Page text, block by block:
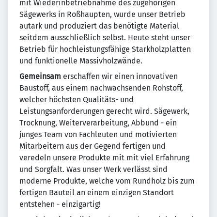
mit Wiederinbetriebnahme des zugehörigen
Sägewerks in Roßhaupten, wurde unser Betrieb
autark und produziert das benötigte Material
seitdem ausschließlich selbst. Heute steht unser
Betrieb für hochleistungsfähige Starkholzplatten
und funktionelle Massivholzwände.
Gemeinsam erschaffen wir einen innovativen
Baustoff, aus einem nachwachsenden Rohstoff,
welcher höchsten Qualitäts- und
Leistungsanforderungen gerecht wird. Sägewerk,
Trocknung, Weiterverarbeitung, Abbund - ein
junges Team von Fachleuten und motivierten
Mitarbeitern aus der Gegend fertigen und
veredeln unsere Produkte mit mit viel Erfahrung
und Sorgfalt. Was unser Werk verlässt sind
moderne Produkte, welche vom Rundholz bis zum
fertigen Bauteil an einem einzigen Standort
entstehen - einzigartig!